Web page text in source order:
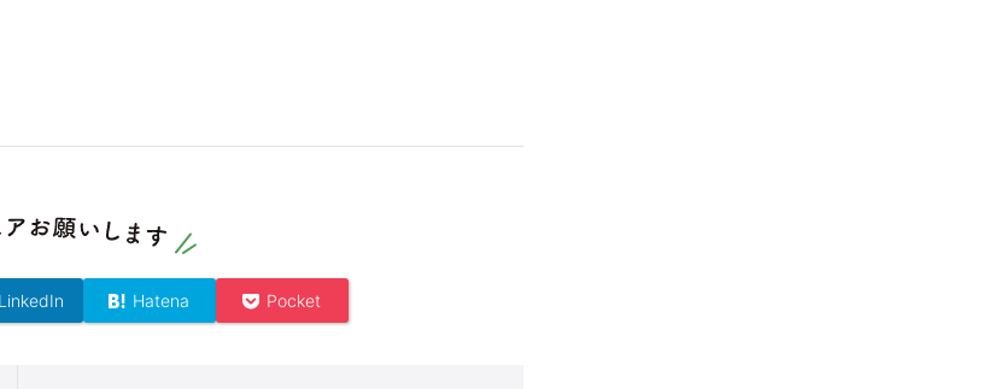
LinkedIn Hatena Pocket